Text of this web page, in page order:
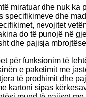
miratuar dhe nuk
specifikimeve dhe
nevojitet
do të punojë në
dhe pajisja
për funksionim të
e paketimit me
të prodhimit dhe
kartoni sipas